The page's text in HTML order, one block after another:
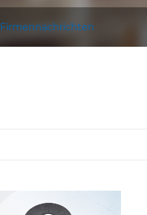
Firmennachrichten